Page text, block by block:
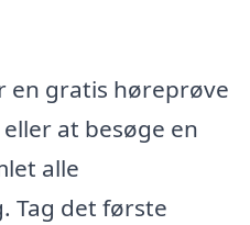
en gratis høreprøve
at besøge en
alle
Tag det første